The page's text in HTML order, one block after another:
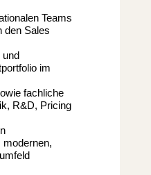
Teams
den Sales
und
im
fachliche
R&D, Pricing
modernen,